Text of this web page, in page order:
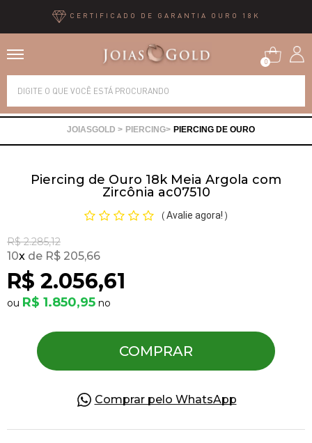
CERTIFICADO DE GARANTIA OURO 18K
0
PIERCING PIERCING DE OURO
Piercing de Ouro 18k Meia Argola com
Zircônia ac07510
( Avalie agora! )
R$ 2.285,12
R$ 2.056,61
10x R$ 205,66
R$ 1.850,95
COMPRAR
Comprar pelo WhatsApp
Alianças
Brincos
Pingentes